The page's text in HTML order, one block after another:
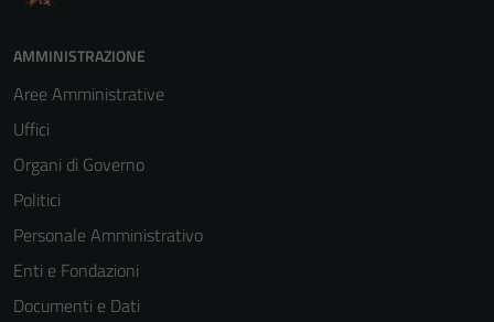
AMMINISTRAZIONE
Aree Amministrative
Uffici
Organi di Governo
Politici
Personale Amministrativo
Enti e Fondazioni
Documenti e Dati